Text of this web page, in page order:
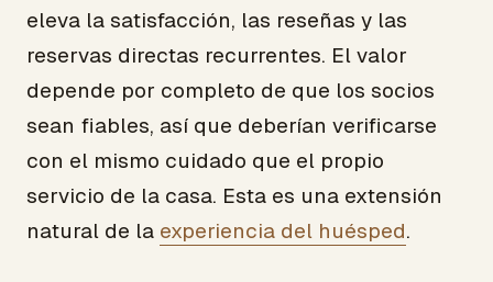
eleva la satisfacción, las reseñas y las
reservas directas recurrentes. El valor
depende por completo de que los socios
sean fiables, así que deberían verificarse
con el mismo cuidado que el propio
servicio de la casa. Esta es una extensión
natural de la experiencia del huésped.